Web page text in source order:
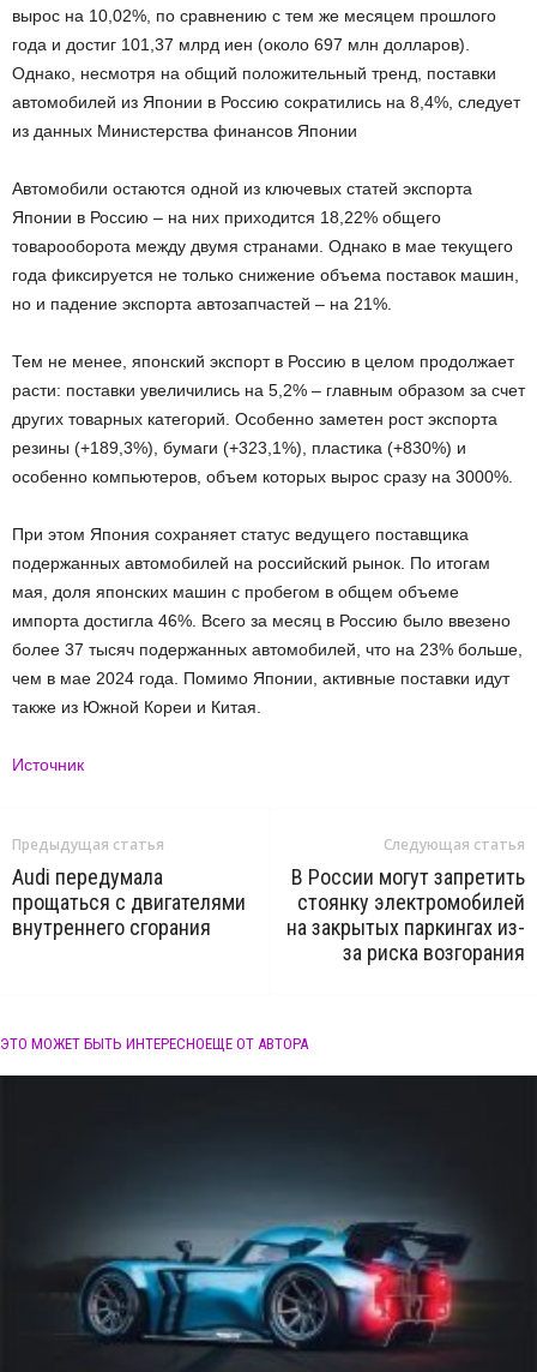
вырос на 10,02%, по сравнению с тем же месяцем прошлого
года и достиг 101,37 млрд иен (около 697 млн долларов).
Однако, несмотря на общий положительный тренд, поставки
автомобилей из Японии в Россию сократились на 8,4%, следует
из данных Министерства финансов Японии
Автомобили остаются одной из ключевых статей экспорта
Японии в Россию – на них приходится 18,22% общего
товарооборота между двумя странами. Однако в мае текущего
года фиксируется не только снижение объема поставок машин,
но и падение экспорта автозапчастей – на 21%.
Тем не менее, японский экспорт в Россию в целом продолжает
расти: поставки увеличились на 5,2% – главным образом за счет
других товарных категорий. Особенно заметен рост экспорта
резины (+189,3%), бумаги (+323,1%), пластика (+830%) и
особенно компьютеров, объем которых вырос сразу на 3000%.
При этом Япония сохраняет статус ведущего поставщика
подержанных автомобилей на российский рынок. По итогам
мая, доля японских машин с пробегом в общем объеме
импорта достигла 46%. Всего за месяц в Россию было ввезено
более 37 тысяч подержанных автомобилей, что на 23% больше,
чем в мае 2024 года. Помимо Японии, активные поставки идут
также из Южной Кореи и Китая.
Источник
Предыдущая статья
Audi передумала
прощаться с двигателями
внутреннего сгорания
Следующая статья
В России могут запретить
стоянку электромобилей
на закрытых паркингах из-
за риска возгорания
ЭТО МОЖЕТ БЫТЬ ИНТЕРЕСНОЕЩЕ ОТ АВТОРА